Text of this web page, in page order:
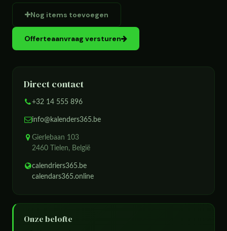
Nog items toevoegen
Offerteaanvraag versturen
Direct contact
+32 14 555 896
info@kalenders365.be
Gierlebaan 103
2460 Tielen, België
calendriers365.be
calendars365.online
Onze belofte